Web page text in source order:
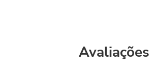
Avaliações